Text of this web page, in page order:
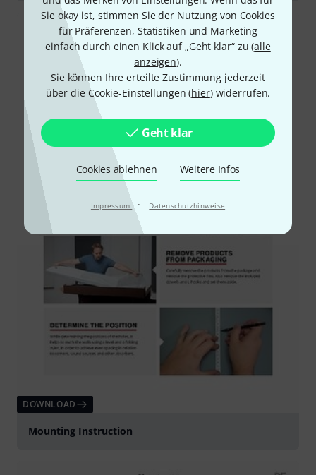
Sie okay ist, stimmen Sie der Nutzung von Cookies
für Präferenzen, Statistiken und Marketing
einfach durch einen Klick auf „Geht klar“ zu (alle
anzeigen).
Sie können Ihre erteilte Zustimmung jederzeit
über die Cookie-Einstellungen (hier) widerrufen.
Geht klar
Cookies ablehnen Weitere Infos
Impressum · Datenschutzhinweise
DOWNLOAD
Mounting Instruction